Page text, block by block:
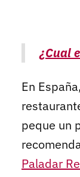
¿Cual
En
peque un
Paladar